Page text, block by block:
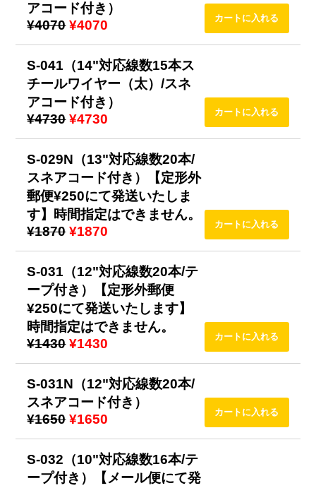
アコード付き）
¥4070 ¥4070
S-041（14"対応線数15本ス
チールワイヤー（太）/スネ
アコード付き）
¥4730 ¥4730
S-029N（13"対応線数20本/
スネアコード付き）【定形外
郵便¥250にて発送いたしま
す】時間指定はできません。
¥1870 ¥1870
S-031（12"対応線数20本/テ
ープ付き）【定形外郵便
¥250にて発送いたします】
時間指定はできません。
¥1430 ¥1430
S-031N（12"対応線数20本/
スネアコード付き）
¥1650 ¥1650
S-032（10"対応線数16本/テ
ープ付き）【メール便にて発